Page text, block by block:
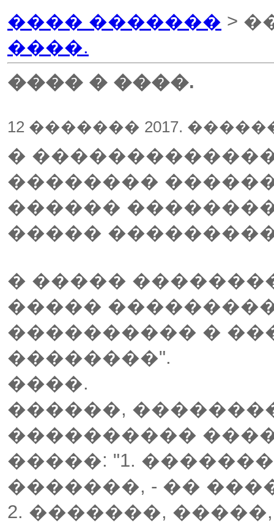
���� ������� >
����.
���� � ����.
12 ������� 2017.
�
��������
������
�����
� �����
�����
���������� �
��������".
����.
������,
����������
�����: "1.
�������, - ��
2. �������,